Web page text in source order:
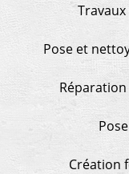
Pose et
Création